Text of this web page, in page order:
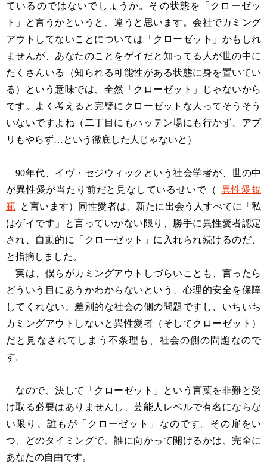
ているのではないでしょうか。その状態を「クローゼッ
ト」と言うかというと、違うと思います。会社でカミング
アウトしてないことについては「クローゼット」かもしれ
ませんが、あなたのことをゲイだと知ってる人が世の中に
たくさんいる（知られる可能性がある状態に身を置いてい
る）という意味では、全然「クローゼット」じゃないから
です。よく考えると完璧にクローゼットな人ってそうそう
いないですよね（二丁目にもハッテン場にも行かず、アプ
リもやらず…という徹底した人じゃないと）
90年代、イヴ・セジウィックという社会学者が、世の中
が異性愛が当たり前だと見なしているせいで（
異性愛規
範
と言います）同性愛者は、新たに出会う人すべてに「私
はゲイです」と言っていかない限り、勝手に異性愛者認定
され、自動的に「クローゼット」に入れられ続けるのだ、
と指摘しました。
実は、僕らがカミングアウトしづらいことも、言ったら
どういう目にあうかわからないという、心理的安全を保障
してくれない、差別的な社会の側の問題ですし、いちいち
カミングアウトしないと異性愛者（そしてクローゼット）
だと見なされてしまう不条理も、社会の側の問題なので
す。
なので、決して「クローゼット」という言葉を非難と受
け取る必要はありませんし、芸能人レベルで有名にならな
い限り、誰もが「クローゼット」なのです。その扉をい
つ、どのタイミングで、誰に向かって開けるかは、完全に
あなたの自由です。